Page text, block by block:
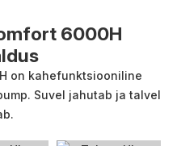
6000H
on kahefunktsiooniline
Suvel jahutab ja talvel